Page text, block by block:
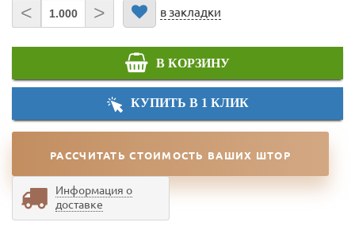
< > в закладки
В КОРЗИНУ
КУПИТЬ В 1 КЛИК
РАССЧИТАТЬ СТОИМОСТЬ ВАШИХ ШТОР
Информация о
доставке